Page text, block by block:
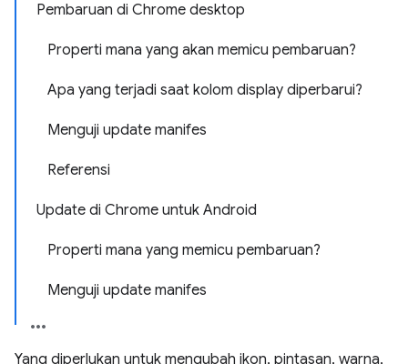
Pembaruan di Chrome desktop
Properti mana yang akan memicu pembaruan?
Apa yang terjadi saat kolom display diperbarui?
Menguji update manifes
Referensi
Update di Chrome untuk Android
Properti mana yang memicu pembaruan?
Menguji update manifes
Yang diperlukan untuk mengubah ikon, pintasan, warna,